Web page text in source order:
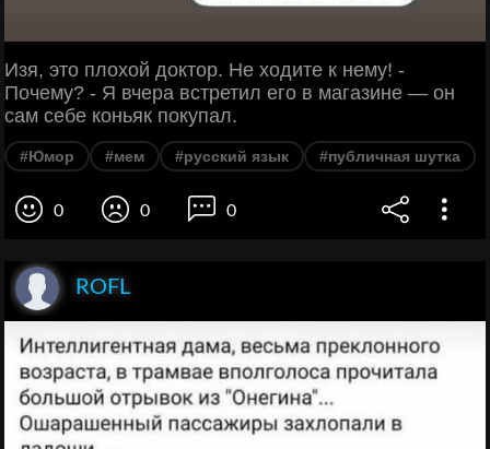
Изя, это плохой доктор. Не ходите к нему! -
Почему? - Я вчера встретил его в магазине — он
сам себе коньяк покупал.
#Юмор #мем #русский язык #публичная шутка
0 0 0
ROFL